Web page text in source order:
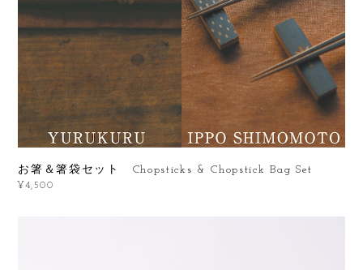
お箸＆箸袋セット Chopsticks & Chopstick Bag Set
¥4,500